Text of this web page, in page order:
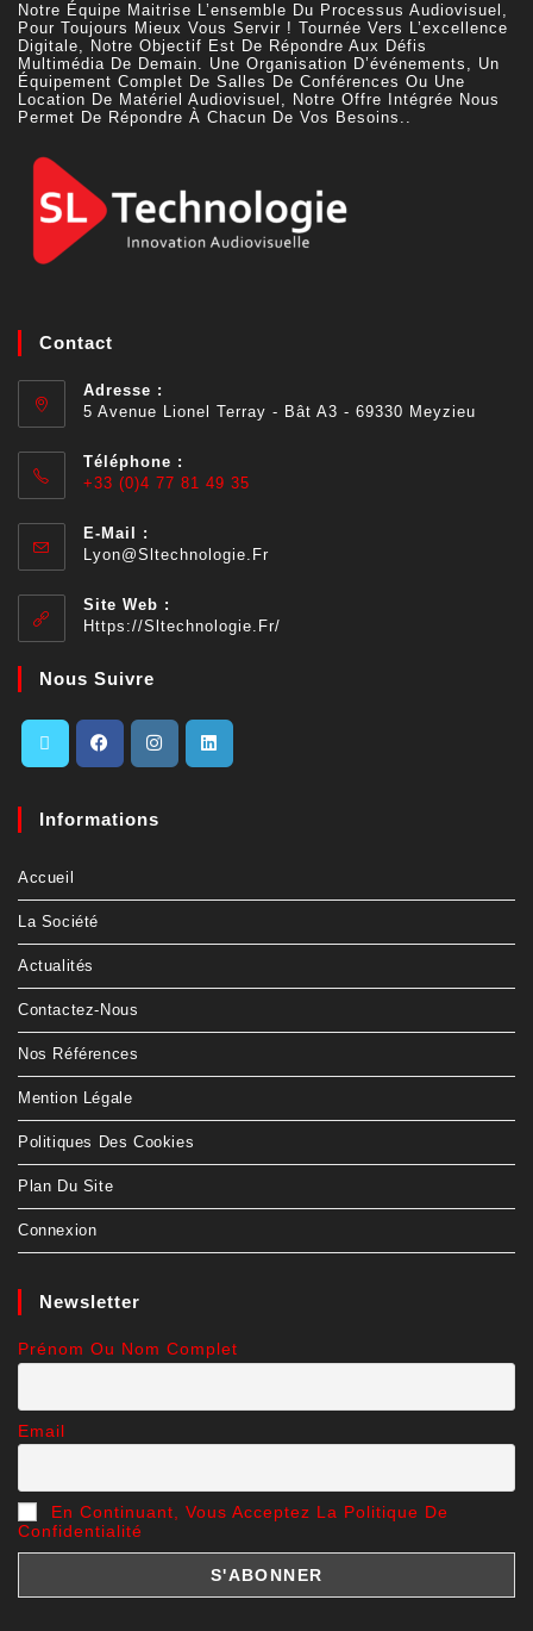
Notre Équipe Maitrise L’ensemble Du Processus Audiovisuel,
Pour Toujours Mieux Vous Servir ! Tournée Vers L’excellence
Digitale, Notre Objectif Est De Répondre Aux Défis
Multimédia De Demain. Une Organisation D’événements, Un
Équipement Complet De Salles De Conférences Ou Une
Location De Matériel Audiovisuel, Notre Offre Intégrée Nous
Permet De Répondre À Chacun De Vos Besoins..
Contact
Adresse :
5 Avenue Lionel Terray - Bât A3 - 69330 Meyzieu
Téléphone :
+33 (0)4 77 81 49 35
E-Mail :
Lyon@sltechnologie.fr
Site Web :
Https://sltechnologie.fr/
Nous Suivre
Informations
Accueil
La Société
Actualités
Contactez-Nous
Nos Références
Mention Légale
Politiques Des Cookies
Plan Du Site
Connexion
Newsletter
Prénom Ou Nom Complet
Email
En Continuant, Vous Acceptez La Politique De
Confidentialité